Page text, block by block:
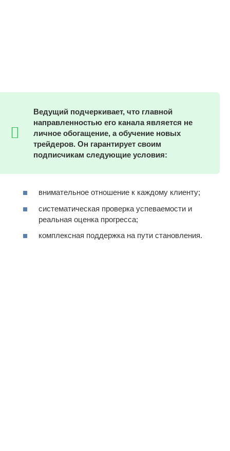
Ведущий подчеркивает, что главной
направленностью его канала является не
личное обогащение, а обучение новых
трейдеров. Он гарантирует своим
подписчикам следующие условия:
внимательное отношение к каждому клиенту;
систематическая проверка успеваемости и
реальная оценка прогресса;
комплексная поддержка на пути становления.